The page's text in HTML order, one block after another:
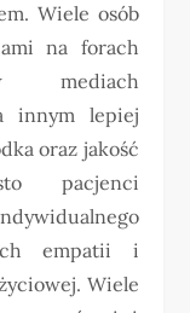
Wiele osób
na forach
mediach
innym lepiej
oraz jakość
pacjenci
empatii i
Wiele